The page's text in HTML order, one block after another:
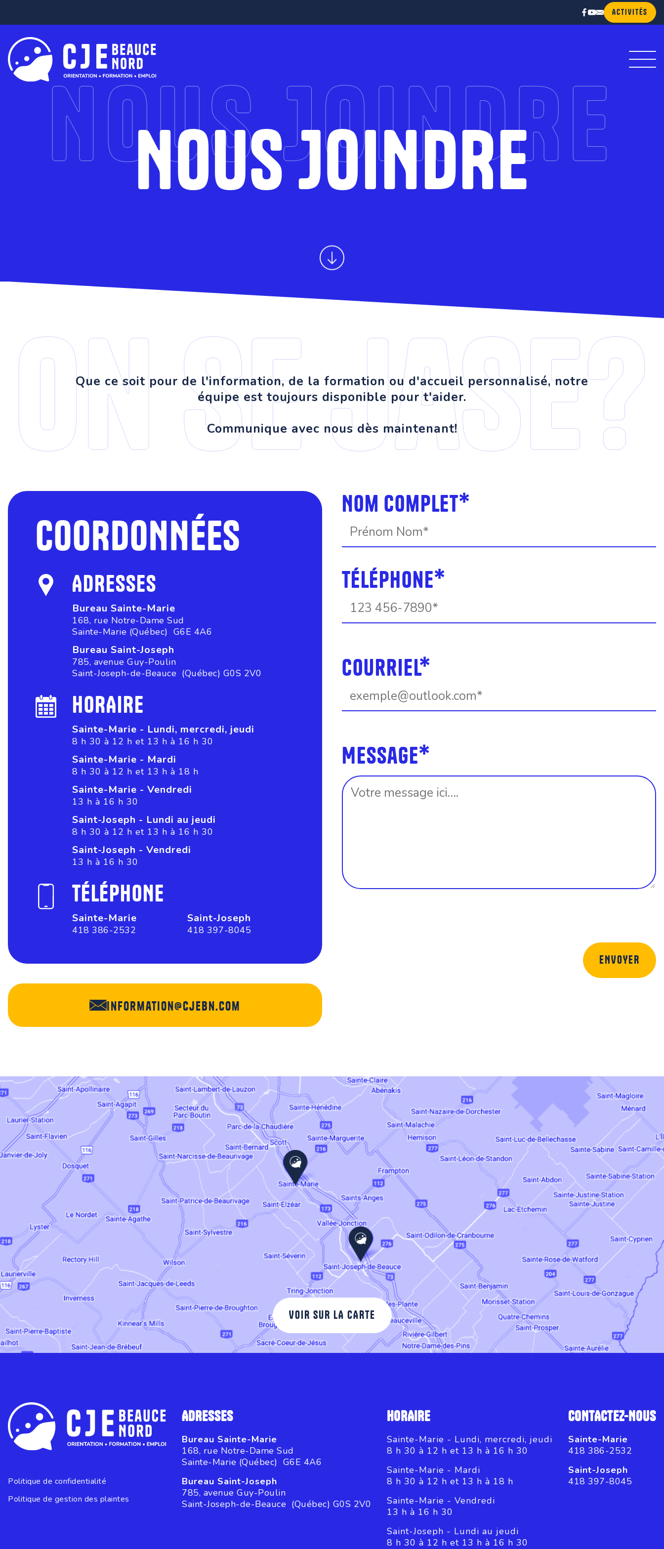
ACTIVITÉS
NOUS JOINDRE
NOUS JOINDRE
Que ce soit pour de l'information, de la formation ou d'accueil personnalisé, notre
équipe est toujours disponible pour t'aider.
Communique avec nous dès maintenant!
On se jase?
COORDONNÉES
ADRESSES
Bureau Sainte-Marie
168, rue Notre-Dame Sud
Sainte-Marie (Québec) G6E 4A6
Bureau Saint-Joseph
785, avenue Guy-Poulin
Saint-Joseph-de-Beauce (Québec) G0S 2V0
HORAIRE
Sainte-Marie - Lundi, mercredi, jeudi
8 h 30 à 12 h et 13 h à 16 h 30
Sainte-Marie - Mardi
8 h 30 à 12 h et 13 h à 18 h
Sainte-Marie - Vendredi
13 h à 16 h 30
Saint-Joseph - Lundi au jeudi
8 h 30 à 12 h et 13 h à 16 h 30
Saint-Joseph - Vendredi
13 h à 16 h 30
TÉLÉPHONE
Sainte-Marie
418 386-2532
Saint-Joseph
418 397-8045
information@cjebn.com
Nom complet*
Téléphone*
Courriel*
Message*
ENVOYER
VOIR SUR LA CARTE
Politique de confidentialité
Politique de gestion des plaintes
ADRESSES
Bureau Sainte-Marie
168, rue Notre-Dame Sud
Sainte-Marie (Québec) G6E 4A6
Bureau Saint-Joseph
785, avenue Guy-Poulin
Saint-Joseph-de-Beauce (Québec) G0S 2V0
HORAIRE
Sainte-Marie - Lundi, mercredi, jeudi
8 h 30 à 12 h et 13 h à 16 h 30
Sainte-Marie - Mardi
8 h 30 à 12 h et 13 h à 18 h
Sainte-Marie - Vendredi
13 h à 16 h 30
Saint-Joseph - Lundi au jeudi
8 h 30 à 12 h et 13 h à 16 h 30
CONTACTEZ-NOUS
Sainte-Marie
418 386-2532
Saint-Joseph
418 397-8045